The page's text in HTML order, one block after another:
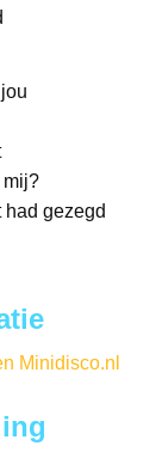
mij?
had gezegd
Minidisco.nl